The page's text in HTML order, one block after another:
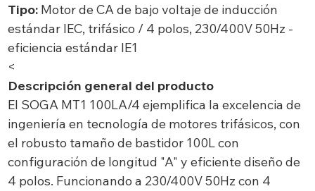
Tipo:Motor de CA de bajo voltaje de inducción
estándar IEC, trifásico / 4 polos, 230/400V 50Hz -
eficiencia estándar IE1
<
Descripción general del producto
El SOGA MT1 100LA/4 ejemplifica la excelencia de
ingeniería en tecnología de motores trifásicos, con
el robusto tamaño de bastidor 100L con
configuración de longitud "A" y eficiente diseño de
4 polos. Funcionando a 230/400V 50Hz con 4